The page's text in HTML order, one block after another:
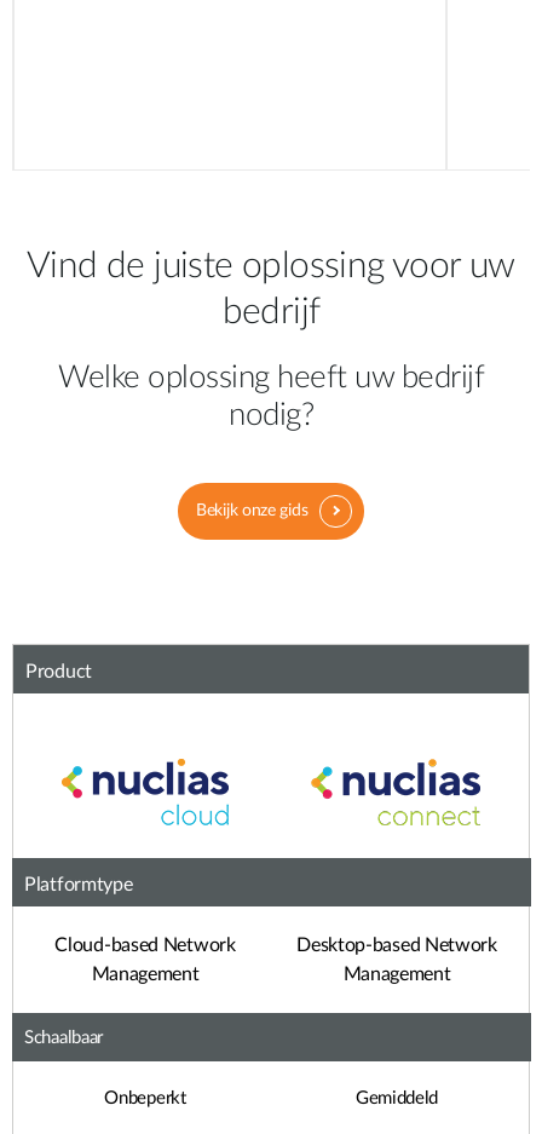
Vind de juiste oplossing voor uw
bedrijf
Welke oplossing heeft uw bedrijf
nodig?
Bekijk onze gids
Product
Platformtype
Cloud-based Network
Management
Desktop-based Network
Management
Schaalbaar
Onbeperkt Gemiddeld